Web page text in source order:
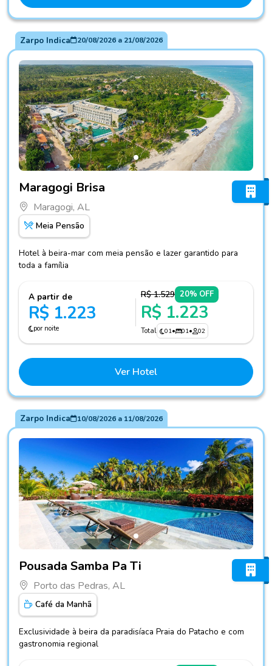
Zarpo Indica 20/08/2026a 21/08/2026
Maragogi Brisa
Maragogi, AL
Meia Pensão
Hotel à beira-mar com meia pensão e lazer garantido para
toda a família
A partir de
R$ 1.223
por noite
R$ 1.529 20% OFF
R$ 1.223
Total 01• 01• 02
Ver Hotel
Zarpo Indica 10/08/2026a 11/08/2026
Pousada Samba Pa Ti
Porto das Pedras, AL
Café da Manhã
Exclusividade à beira da paradisíaca Praia do Patacho e com
gastronomia regional